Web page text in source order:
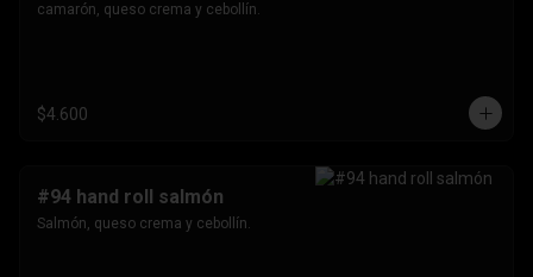
camarón, queso crema y cebollín.
$4.600
#94 hand roll salmón
Salmón, queso crema y cebollín.